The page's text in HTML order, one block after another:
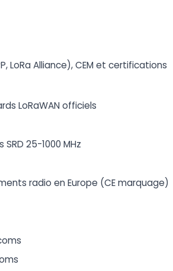
LoRa Alliance), CEM et certifications
LoRaWAN officiels
25-1000 MHz
radio en Europe (CE marquage)